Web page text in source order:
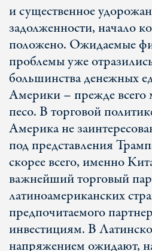
и существенное
задолженности, начало
положено. Ожидаемые
проблемы уже
большинства денежных
Америки – прежде всего
песо. В торговой
Америка не
под представления
скорее всего, именно
важнейший торговый
латиноамериканских
предпочитаемого
инвестициям. В
напряжением ожидают,